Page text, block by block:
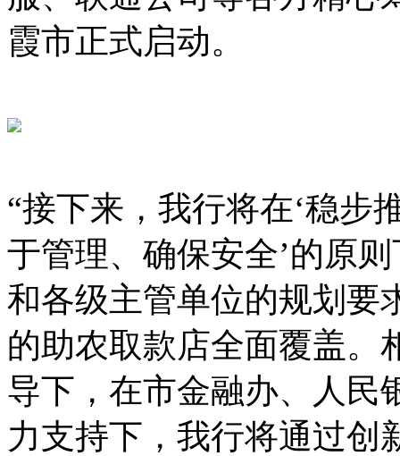
霞市正式启动。
“接下来，我行将在‘稳步
于管理、确保安全’的原
和各级主管单位的规划要
的助农取款店全面覆盖。
导下，在市金融办、人民
力支持下，我行将通过创